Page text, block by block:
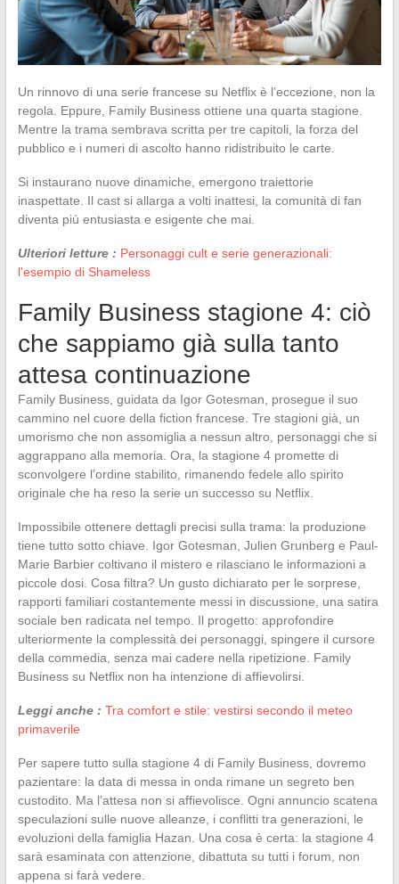
Un rinnovo di una serie francese su Netflix è l’eccezione, non la
regola. Eppure, Family Business ottiene una quarta stagione.
Mentre la trama sembrava scritta per tre capitoli, la forza del
pubblico e i numeri di ascolto hanno ridistribuito le carte.
Si instaurano nuove dinamiche, emergono traiettorie
inaspettate. Il cast si allarga a volti inattesi, la comunità di fan
diventa più entusiasta e esigente che mai.
Ulteriori letture : Personaggi cult e serie generazionali:
l'esempio di Shameless
Family Business stagione 4: ciò
che sappiamo già sulla tanto
attesa continuazione
Family Business, guidata da Igor Gotesman, prosegue il suo
cammino nel cuore della fiction francese. Tre stagioni già, un
umorismo che non assomiglia a nessun altro, personaggi che si
aggrappano alla memoria. Ora, la stagione 4 promette di
sconvolgere l’ordine stabilito, rimanendo fedele allo spirito
originale che ha reso la serie un successo su Netflix.
Impossibile ottenere dettagli precisi sulla trama: la produzione
tiene tutto sotto chiave. Igor Gotesman, Julien Grunberg e Paul-
Marie Barbier coltivano il mistero e rilasciano le informazioni a
piccole dosi. Cosa filtra? Un gusto dichiarato per le sorprese,
rapporti familiari costantemente messi in discussione, una satira
sociale ben radicata nel tempo. Il progetto: approfondire
ulteriormente la complessità dei personaggi, spingere il cursore
della commedia, senza mai cadere nella ripetizione. Family
Business su Netflix non ha intenzione di affievolirsi.
Leggi anche : Tra comfort e stile: vestirsi secondo il meteo
primaverile
Per sapere tutto sulla stagione 4 di Family Business, dovremo
pazientare: la data di messa in onda rimane un segreto ben
custodito. Ma l’attesa non si affievolisce. Ogni annuncio scatena
speculazioni sulle nuove alleanze, i conflitti tra generazioni, le
evoluzioni della famiglia Hazan. Una cosa è certa: la stagione 4
sarà esaminata con attenzione, dibattuta su tutti i forum, non
appena si farà vedere.